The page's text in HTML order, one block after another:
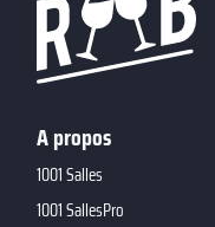
A propos
1001 Salles
1001 SallesPro